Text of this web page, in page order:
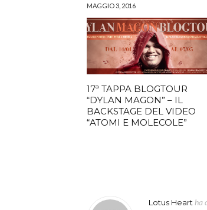
MAGGIO 3, 2016
17ª TAPPA BLOGTOUR
“DYLAN MAGON” – IL
BACKSTAGE DEL VIDEO
“ATOMI E MOLECOLE”
Lotus Heart ha